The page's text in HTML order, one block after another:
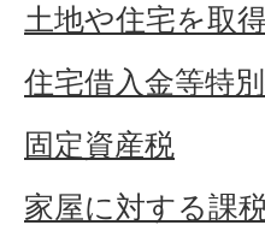
土地や住宅を取
住宅借入金等特
固定資産税
家屋に対する課